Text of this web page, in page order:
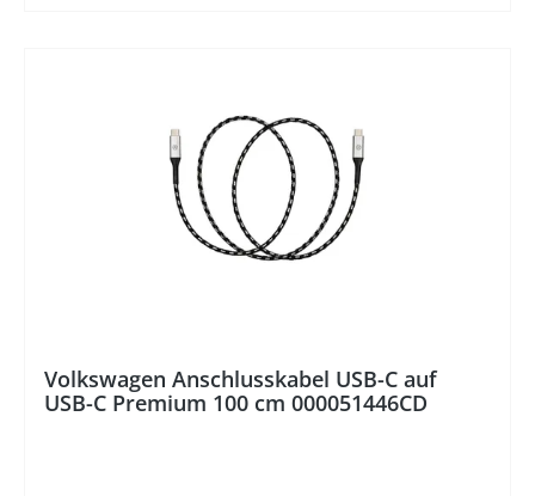
Volkswagen Anschlusskabel USB-C auf
USB-C Premium 100 cm 000051446CD